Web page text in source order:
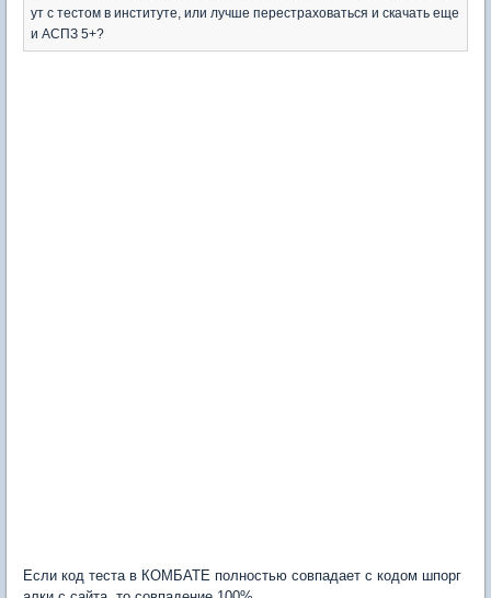
ут с тестом в институте, или лучше перестраховаться и скачать еще
и АСПЗ 5+?
Если код теста в КОМБАТЕ полностью совпадает с кодом шпорг